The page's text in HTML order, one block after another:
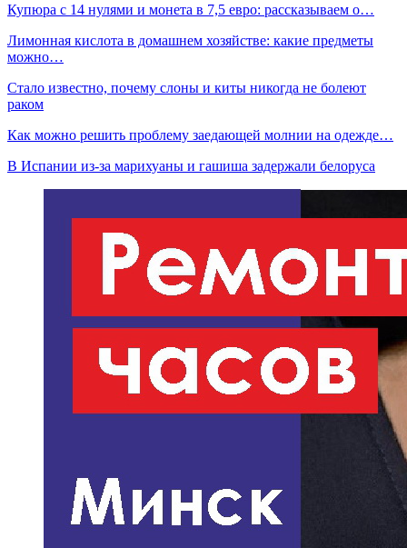
Купюра с 14 нулями и монета в 7,5 евро: рассказываем о…
Лимонная кислота в домашнем хозяйстве: какие предметы
можно…
Стало известно, почему слоны и киты никогда не болеют
раком
Как можно решить проблему заедающей молнии на одежде…
В Испании из-за марихуаны и гашиша задержали белоруса